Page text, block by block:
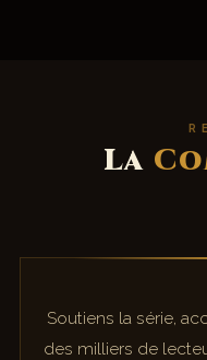
La
Soutiens la série,
des milliers de